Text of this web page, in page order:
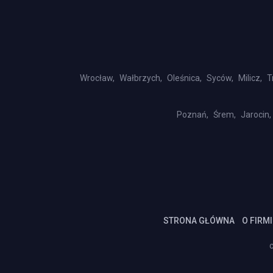
Wrocław, Wałbrzych, Oleśnica, Syców, Milicz,
Poznań, Śrem, Jarocin,
STRONA GŁÓWNA O